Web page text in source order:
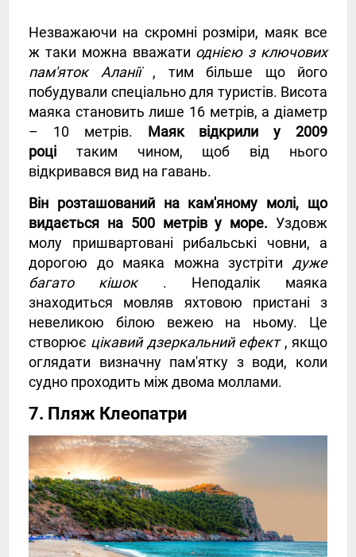
Незважаючи на скромні розміри, маяк все
ж таки можна вважати однією з ключових
пам'яток Аланії, тим більше що його
побудували спеціально для туристів. Висота
маяка становить лише 16 метрів, а діаметр
– 10 метрів. Маяк відкрили у 2009
році таким чином, щоб від нього
відкривався вид на гавань.
Він розташований на кам'яному молі, що
видається на 500 метрів у море. Уздовж
молу пришвартовані рибальські човни, а
дорогою до маяка можна зустріти дуже
багато кішок. Неподалік маяка
знаходиться мовляв яхтовою пристані з
невеликою білою вежею на ньому. Це
створює цікавий дзеркальний ефект, якщо
оглядати визначну пам'ятку з води, коли
судно проходить між двома моллами.
7. Пляж Клеопатри